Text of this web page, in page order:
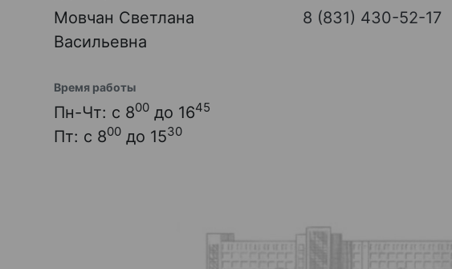
Мовчан Светлана
Васильевна
8 (831) 430-52-17
Время работы
Пн-Чт: с 800 до 1645
Пт: с 800 до 1530